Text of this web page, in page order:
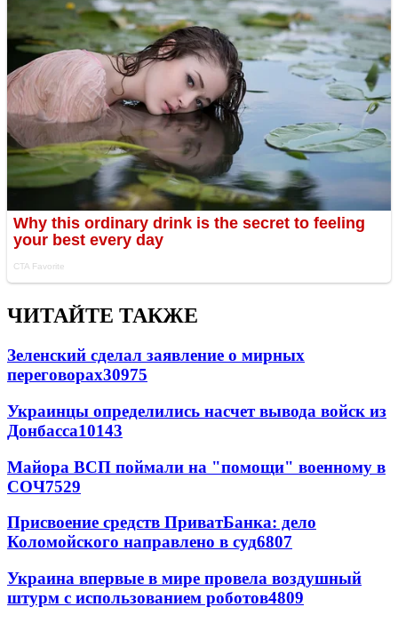
ЧИТАЙТЕ ТАКЖЕ
Зеленский сделал заявление о мирных
переговорах30975
Украинцы определились насчет вывода войск из
Донбасса10143
Майора ВСП поймали на "помощи" военному в
СОЧ7529
Присвоение средств ПриватБанка: дело
Коломойского направлено в суд6807
Украина впервые в мире провела воздушный
штурм с использованием роботов4809